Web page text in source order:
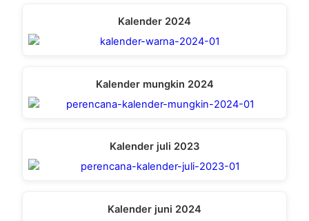
Kalender 2024
Kalender mungkin 2024
Kalender juli 2023
Kalender juni 2024